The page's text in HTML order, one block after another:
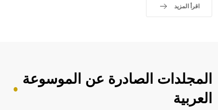
اقرأ المزيد
المجلدات الصادرة عن الموسوعة
العربية